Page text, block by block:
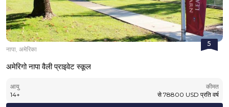
5
नापा, अमेरिका
अमेरिगो नापा वैली प्राइवेट स्कूल
आयु
14+
कीमत
से 78800 USD प्रति वर्ष